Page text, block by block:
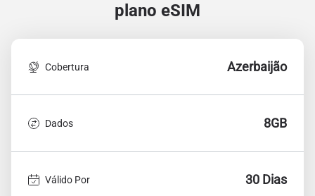
plano eSIM
Cobertura Azerbaijão
Dados 8GB
Válido Por 30 Dias